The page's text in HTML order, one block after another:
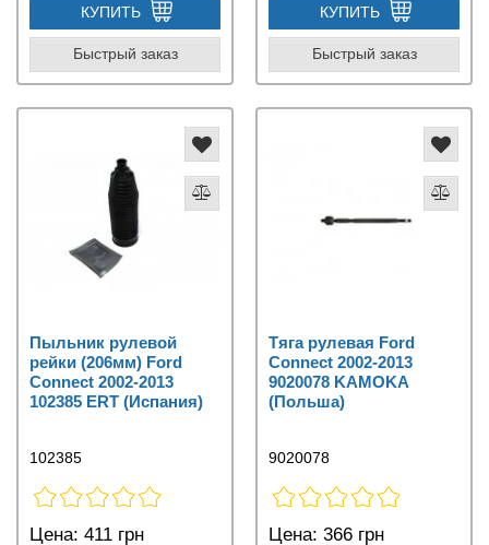
КУПИТЬ
Быстрый заказ
КУПИТЬ
Быстрый заказ
Пыльник рулевой
рейки (206мм) Ford
Connect 2002-2013
102385 ERT (Испания)
102385
Цена: 411 грн
Тяга рулевая Ford
Connect 2002-2013
9020078 KAMOKA
(Польша)
9020078
Цена: 366 грн